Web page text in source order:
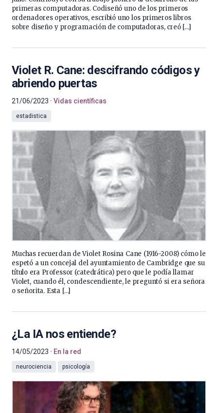
primeras computadoras. Codiseñó uno de los primeros
ordenadores operativos, escribió uno los primeros libros
sobre diseño y programación de computadoras, creó […]
Violet R. Cane: descifrando códigos y
abriendo puertas
21/06/2023 Vidas científicas
estadistica
Muchas recuerdan de Violet Rosina Cane (1916-2008) cómo le
espetó a un concejal del ayuntamiento de Cambridge que su
título era Professor (catedrática) pero que le podía llamar
Violet, cuando él, condescendiente, le preguntó si era señora
o señorita. Esta […]
¿La IA nos entiende?
14/05/2023 En la red
neurociencia psicología